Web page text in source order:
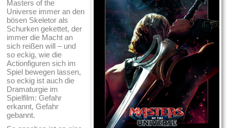
Masters of the
Universe immer an den
bösen Skeletor als
Schurken gekettet, der
immer die Macht an
sich reißen will – und
so eckig, wie die
Actionfiguren sich im
Spiel bewegen lassen,
so eckig ist auch die
Dramaturgie im
Spielfilm: Gefahr
erkannt, Gefahr
gebannt.